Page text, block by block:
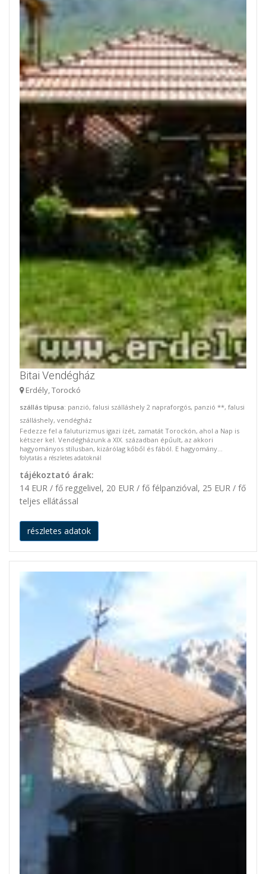
Bitai Vendégház
Erdély, Torockó
szállás típusa: panzió, falusi szálláshely 2 napraforgós, panzió **, falusi
szálláshely, vendégház
Fedezze fel a faluturizmus igazi ízét, zamatát Torockón, ahol a Nap is
kétszer kel. Vendégházunk a XIX. században épűult, az akkori
hagyományos stílusban, kizárólag kőből és fából. E hagyomány...
folytatás a részletes adatoknál
tájékoztató árak:
14 EUR / fő reggelivel, 20 EUR / fő félpanzióval, 25 EUR / fő
teljes ellátással
részletes adatok